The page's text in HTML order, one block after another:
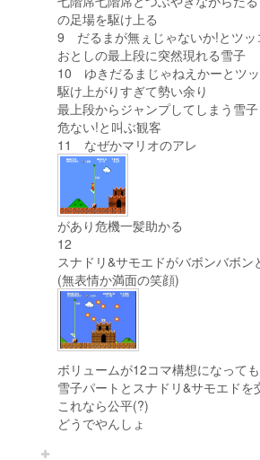
の足場を駆け上る
9 だるまが無ぇじゃないか!とツ
おとしの最上段に突然現れる雪子
10 ゆきだるまじゃねえかーとツ
駆け上がりすぎて勢い余り
最上段からジャンプしてしまう雪子
危ない!と叫ぶ観客
11 なぜかマリオのアレ
があり危機一髪助かる
12
スナドリ&サモエドがバボンバボン
(無表情か満面の笑顔)
ボリュームが12コマ構想になって
雪子パートとスナドリ&サモエドを
これなら公平(?)
どうでやんしょ